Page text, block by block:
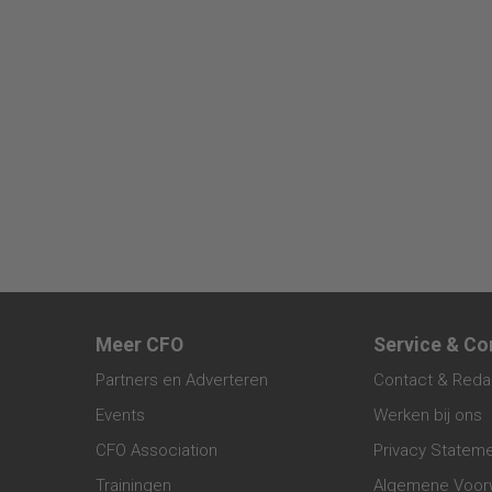
Meer CFO
Partners en Adverteren
Events
CFO Association
Trainingen
Service &
Contact &
Werken bij ons
Privacy
Algemene